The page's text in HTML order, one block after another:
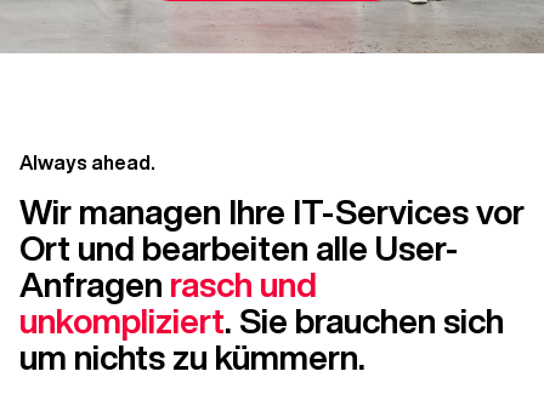
Always ahead.
Wir managen Ihre IT-Services vor
Ort und bearbeiten alle User-
Anfragen rasch und
unkompliziert. Sie brauchen sich
um nichts zu kümmern.